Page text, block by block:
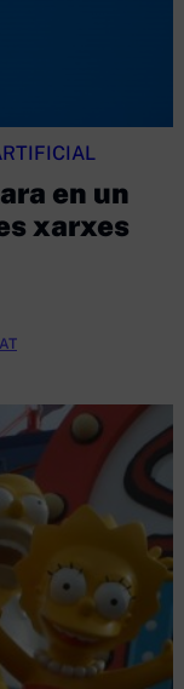
en un
xarxes